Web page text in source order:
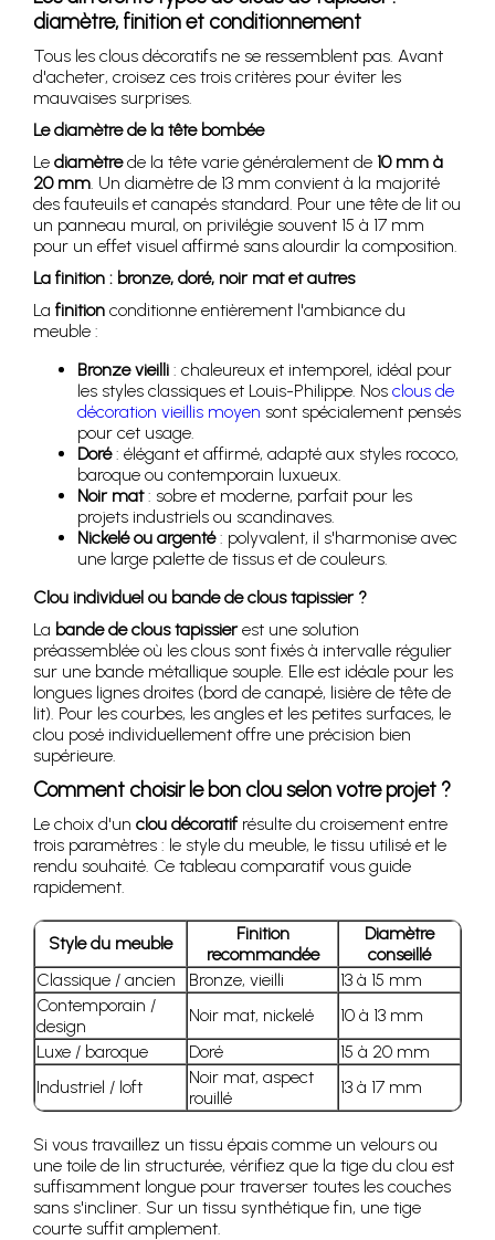
diamètre, finition et conditionnement
Tous les clous décoratifs ne se ressemblent pas. Avant
d'acheter, croisez ces trois critères pour éviter les
mauvaises surprises.
Le diamètre de la tête bombée
Le diamètrede la tête varie généralement de 10 mm à
20 mm. Un diamètre de 13 mm convient à la majorité
des fauteuils et canapés standard. Pour une tête de lit ou
un panneau mural, on privilégie souvent 15 à 17 mm
pour un effet visuel affirmé sans alourdir la composition.
La finition : bronze, doré, noir mat et autres
La finition conditionne entièrement l'ambiance du
meuble :
Bronze vieilli : chaleureux et intemporel, idéal pour
les styles classiques et Louis-Philippe. Nos clous de
décoration vieillis moyen sont spécialement pensés
pour cet usage.
Doré: élégant et affirmé, adapté aux styles rococo,
baroque ou contemporain luxueux.
Noir mat: sobre et moderne, parfait pour les
projets industriels ou scandinaves.
Nickelé ou argenté: polyvalent, il s'harmonise avec
une large palette de tissus et de couleurs.
Clou individuel ou bande de clous tapissier ?
La bande de clous tapissierest une solution
préassemblée où les clous sont fixés à intervalle régulier
sur une bande métallique souple. Elle est idéale pour les
longues lignes droites (bord de canapé, lisière de tête de
lit). Pour les courbes, les angles et les petites surfaces, le
clou posé individuellement offre une précision bien
supérieure.
Comment choisir le bon clou selon votre projet ?
Le choix d'un clou décoratif résulte du croisement entre
trois paramètres : le style du meuble, le tissu utilisé et le
rendu souhaité. Ce tableau comparatif vous guide
rapidement.
Style du meuble
Finition
recommandée
Diamètre
conseillé
Classique / ancien
Bronze, vieilli
13 à 15 mm
Contemporain /
design
Noir mat, nickelé
10 à 13 mm
Luxe / baroque
Doré
15 à 20 mm
Industriel / loft
Noir mat, aspect
rouillé
13 à 17 mm
Si vous travaillez un tissu épais comme un velours ou
une toile de lin structurée, vérifiez que la tige du clou est
suffisamment longue pour traverser toutes les couches
sans s'incliner. Sur un tissu synthétique fin, une tige
courte suffit amplement.